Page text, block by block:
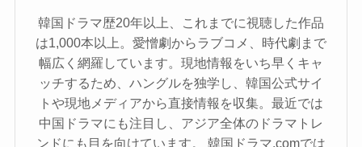
韓国ドラマ歴20年以上、これまでに視聴した作品
は1,000本以上。愛憎劇からラブコメ、時代劇まで
幅広く網羅しています。現地情報をいち早くキャ
ッチするため、ハングルを独学し、韓国公式サイ
トや現地メディアから直接情報を収集。最近では
中国ドラマにも注目し、アジア全体のドラマトレ
ンドにも目を向けています。 韓国ドラマ.comでは